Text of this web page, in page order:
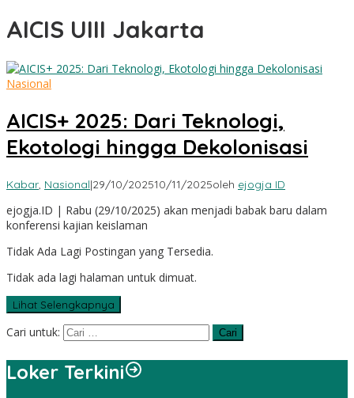
AICIS UIII Jakarta
Nasional
AICIS+ 2025: Dari Teknologi,
Ekotologi hingga Dekolonisasi
Kabar, Nasional|29/10/202510/11/2025oleh ejogja ID
ejogja.ID | Rabu (29/10/2025) akan menjadi babak baru dalam
konferensi kajian keislaman
Tidak Ada Lagi Postingan yang Tersedia.
Tidak ada lagi halaman untuk dimuat.
Lihat Selengkapnya
Cari untuk:
Loker Terkini